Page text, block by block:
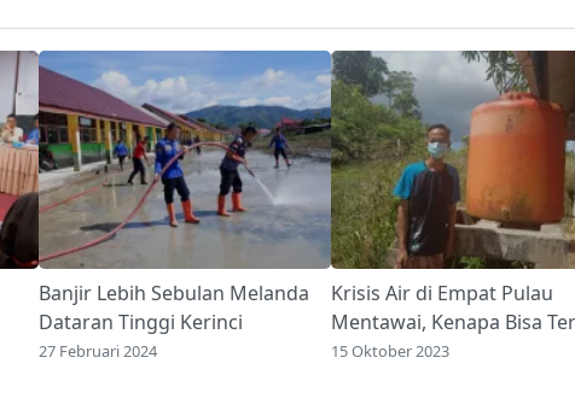
Banjir Lebih Sebulan Melanda
Dataran Tinggi Kerinci
27 Februari 2024
Krisis Air di Empat Pulau
Mentawai, Kenapa Bisa
15 Oktober 2023